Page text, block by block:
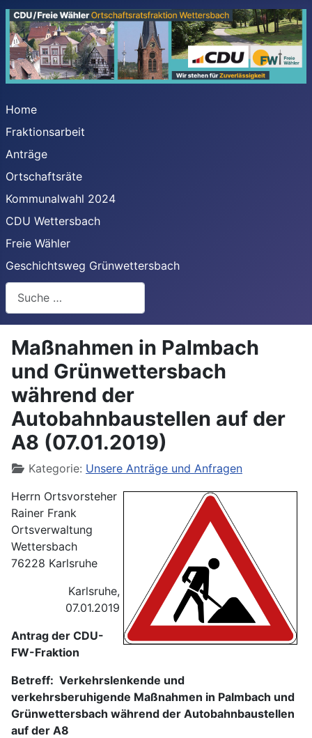
Home
Fraktionsarbeit
Anträge
Ortschaftsräte
Kommunalwahl 2024
CDU Wettersbach
Freie Wähler
Geschichtsweg Grünwettersbach
Suchen
Maßnahmen in Palmbach
und Grünwettersbach
während der
Autobahnbaustellen auf der
A8 (07.01.2019)
DetailsKategorie: Unsere Anträge und Anfragen
Herrn Ortsvorsteher
Rainer Frank
Ortsverwaltung
Wettersbach
76228 Karlsruhe
Karlsruhe,
07.01.2019
Antrag der CDU-
FW-Fraktion
Betreff: Verkehrslenkende und
verkehrsberuhigende Maßnahmen in Palmbach und
Grünwettersbach während der Autobahnbaustellen
auf der A8